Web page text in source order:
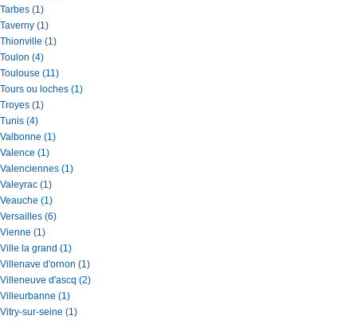
Tarbes (1)
Taverny (1)
Thionville (1)
Toulon (4)
Toulouse (11)
Tours ou loches (1)
Troyes (1)
Tunis (4)
Valbonne (1)
Valence (1)
Valenciennes (1)
Valeyrac (1)
Veauche (1)
Versailles (6)
Vienne (1)
Ville la grand (1)
Villenave d'ornon (1)
Villeneuve d'ascq (2)
Villeurbanne (1)
Vitry-sur-seine (1)